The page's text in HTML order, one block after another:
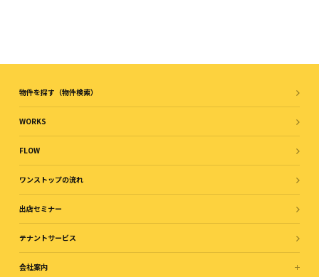
物件を探す（物件検索）
WORKS
FLOW
ワンストップの流れ
出店セミナー
テナントサービス
会社案内